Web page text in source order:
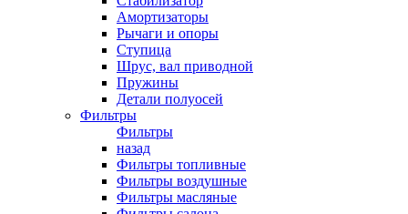
Амортизаторы
Рычаги и опоры
Ступица
Шрус, вал приводной
Пружины
Детали полуосей
Фильтры
Фильтры
назад
Фильтры топливные
Фильтры воздушные
Фильтры масляные